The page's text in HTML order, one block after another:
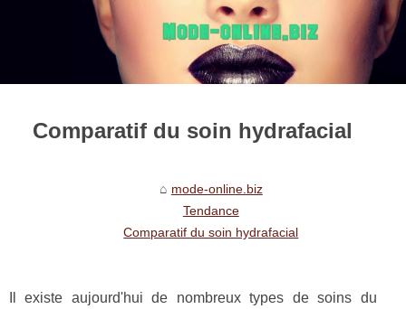
Comparatif du soin hydrafacial
mode-online.biz
Tendance
Comparatif du soin hydrafacial
Il existe aujourd'hui de nombreux types de soins du